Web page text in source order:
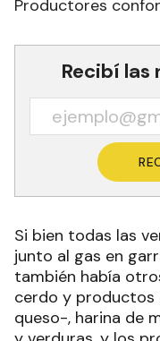
Productores
Recibí
Si bien todas las
junto al gas en
también había
cerdo y productos
queso-, harina de